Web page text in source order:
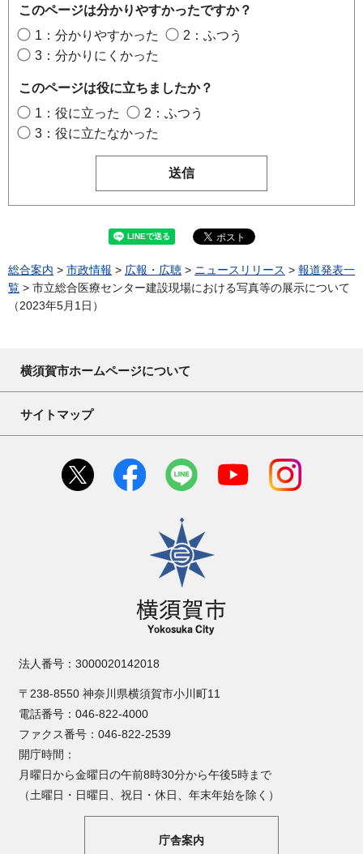
このページは分かりやすかったですか？
1：分かりやすかった
2：ふつう
3：分かりにくかった
このページは役に立ちましたか？
1：役に立った
2：ふつう
3：役に立たなかった
総合案内 > 市政情報 > 広報・広聴 > ニュースリリース > 報道発表一
覧 > 市立総合医療センター建設現場における写真等の展示について
（2023年5月1日）
横須賀市ホームページについて
サイトマップ
横須賀市
法人番号：3000020142018
〒238-8550 神奈川県横須賀市小川町11
電話番号：046-822-4000
ファクス番号：046-822-2539
開庁時間：
月曜日から金曜日の午前8時30分から午後5時まで
（土曜日・日曜日、祝日・休日、年末年始を除く）
庁舎案内